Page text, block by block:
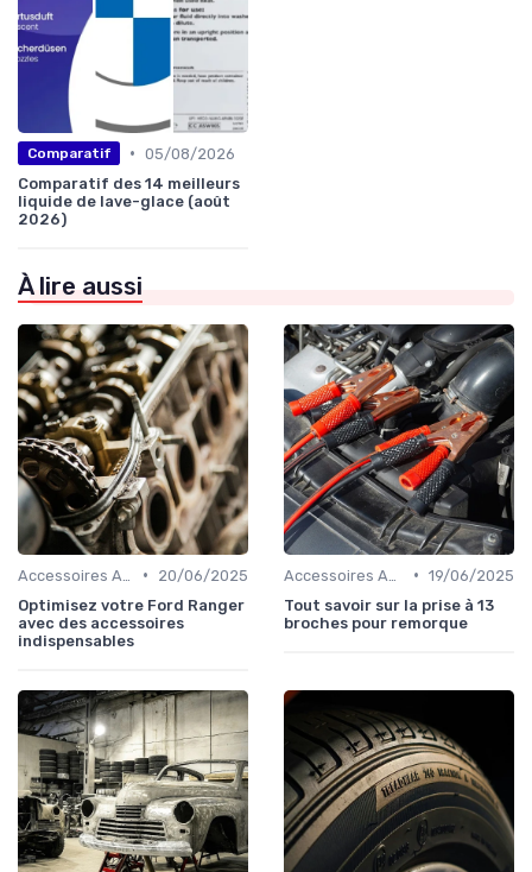
Comparatif • 05/08/2026
Comparatif des 14 meilleurs
liquide de lave-glace (août
2026)
À lire aussi
•
20/06/2025
Optimisez votre Ford Ranger
avec des accessoires
indispensables
• 19/06/2025
Tout savoir sur la prise à 13
broches pour remorque